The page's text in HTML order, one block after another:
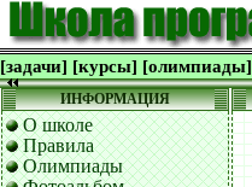
[задачи] [курсы] [олимпиады]
ИНФОРМАЦИЯ
О школе
Правила
Олимпиады